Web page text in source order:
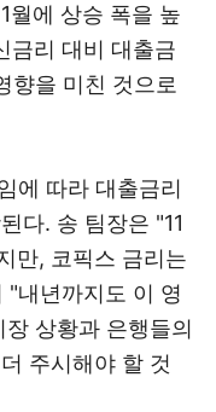
월에 상승 폭을 높
금리 대비 대출금
향을 미친 것으로
에 따라 대출금리
다. 송 팀장은 "11
만, 코픽스 금리는
"내년까지도 이 영
상황과 은행들의
주시해야 할 것